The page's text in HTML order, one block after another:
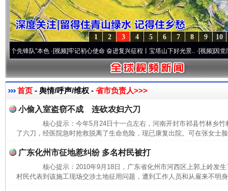
10
9
8
7
6
5
4
3
2
1
队”本色·[视频]牢记初心使命 奋进复兴征程丨宝塔山下好光景..·[视频]因党而生 为
首页 - 舆情/呼声/维权 - 省市负责人>>>
小偷入室盗窃不成 连砍农妇六刀
核心提示：今年5月24日十一点左右，河南开封市祁县竹林乡竹
了六刀，经医院急时抢救脱离了生命危险，现已康复出院。可在张女士
广东化州市征地惹纠纷 多名村民被打
核心提示：2010年9月18日，广东省化州市河西区上郭上岭发生
村民代表到该施工现场交涉土地征用问题，遭到工作人员和从雇来不明